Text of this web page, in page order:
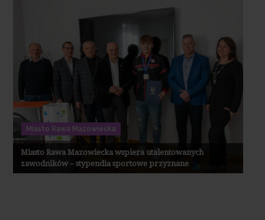
Miasto Rawa Mazowiecka
Miasto Rawa Mazowiecka wspiera utalentowanych
zawodników – stypendia sportowe przyznane